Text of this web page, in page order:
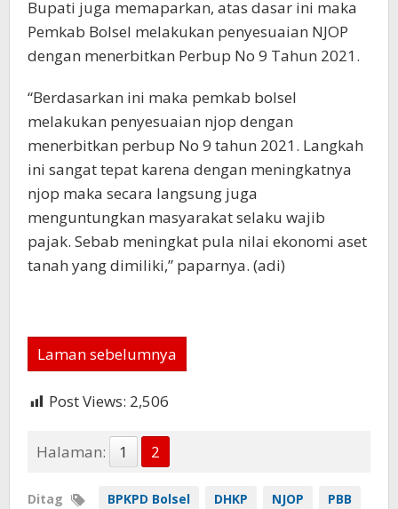
Bupati juga memaparkan, atas dasar ini maka
Pemkab Bolsel melakukan penyesuaian NJOP
dengan menerbitkan Perbup No 9 Tahun 2021.
“Berdasarkan ini maka pemkab bolsel
melakukan penyesuaian njop dengan
menerbitkan perbup No 9 tahun 2021. Langkah
ini sangat tepat karena dengan meningkatnya
njop maka secara langsung juga
menguntungkan masyarakat selaku wajib
pajak. Sebab meningkat pula nilai ekonomi aset
tanah yang dimiliki,” paparnya. (adi)
Laman sebelumnya
Post Views: 2,506
Halaman: 1 2
Ditag BPKPD Bolsel DHKP NJOP
PBB